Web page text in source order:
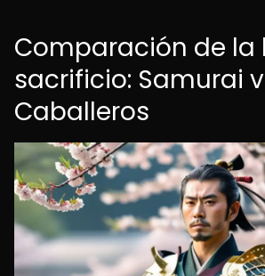
Comparación de la
sacrificio: Samurai
Caballeros